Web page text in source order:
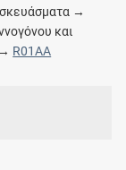
σκευάσματα →
και
R01AA